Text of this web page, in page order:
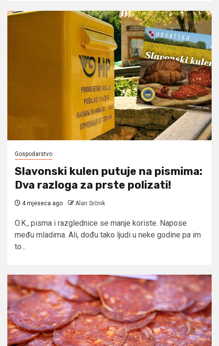
Gospodarstvo
Slavonski kulen putuje na pismima:
Dva razloga za prste polizati!
4 mjeseca ago Alan Srčnik
O.K., pisma i razglednice se manje koriste. Napose
među mladima. Ali, dođu tako ljudi u neke godine pa im
to...